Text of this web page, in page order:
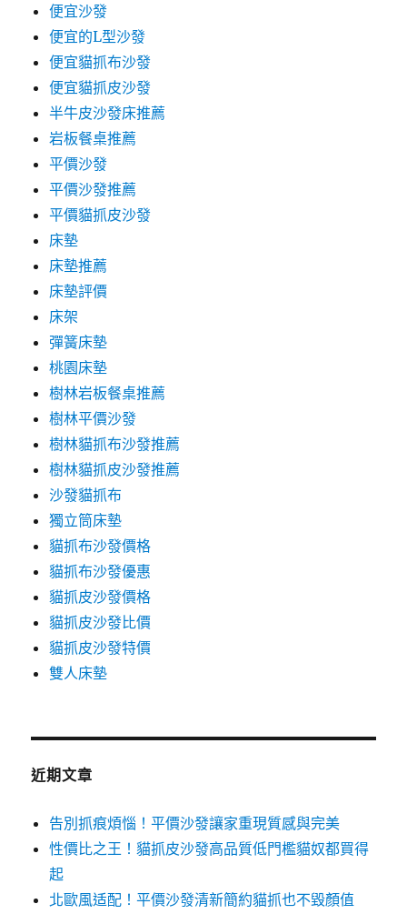
便宜沙發
便宜的L型沙發
便宜貓抓布沙發
便宜貓抓皮沙發
半牛皮沙發床推薦
岩板餐桌推薦
平價沙發
平價沙發推薦
平價貓抓皮沙發
床墊
床墊推薦
床墊評價
床架
彈簧床墊
桃園床墊
樹林岩板餐桌推薦
樹林平價沙發
樹林貓抓布沙發推薦
樹林貓抓皮沙發推薦
沙發貓抓布
獨立筒床墊
貓抓布沙發價格
貓抓布沙發優惠
貓抓皮沙發價格
貓抓皮沙發比價
貓抓皮沙發特價
雙人床墊
近期文章
告別抓痕煩惱！平價沙發讓家重現質感與完美
性價比之王！貓抓皮沙發高品質低門檻貓奴都買得
起
北歐風适配！平價沙發清新簡約貓抓也不毀顏值